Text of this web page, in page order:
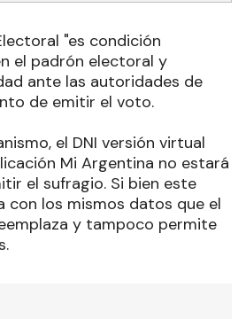
"es condición
el padrón electoral y
ante las autoridades de
de emitir el voto.
el DNI versión virtual
Mi Argentina no estará
el sufragio. Si bien este
con los mismos datos que el
y tampoco permite
.